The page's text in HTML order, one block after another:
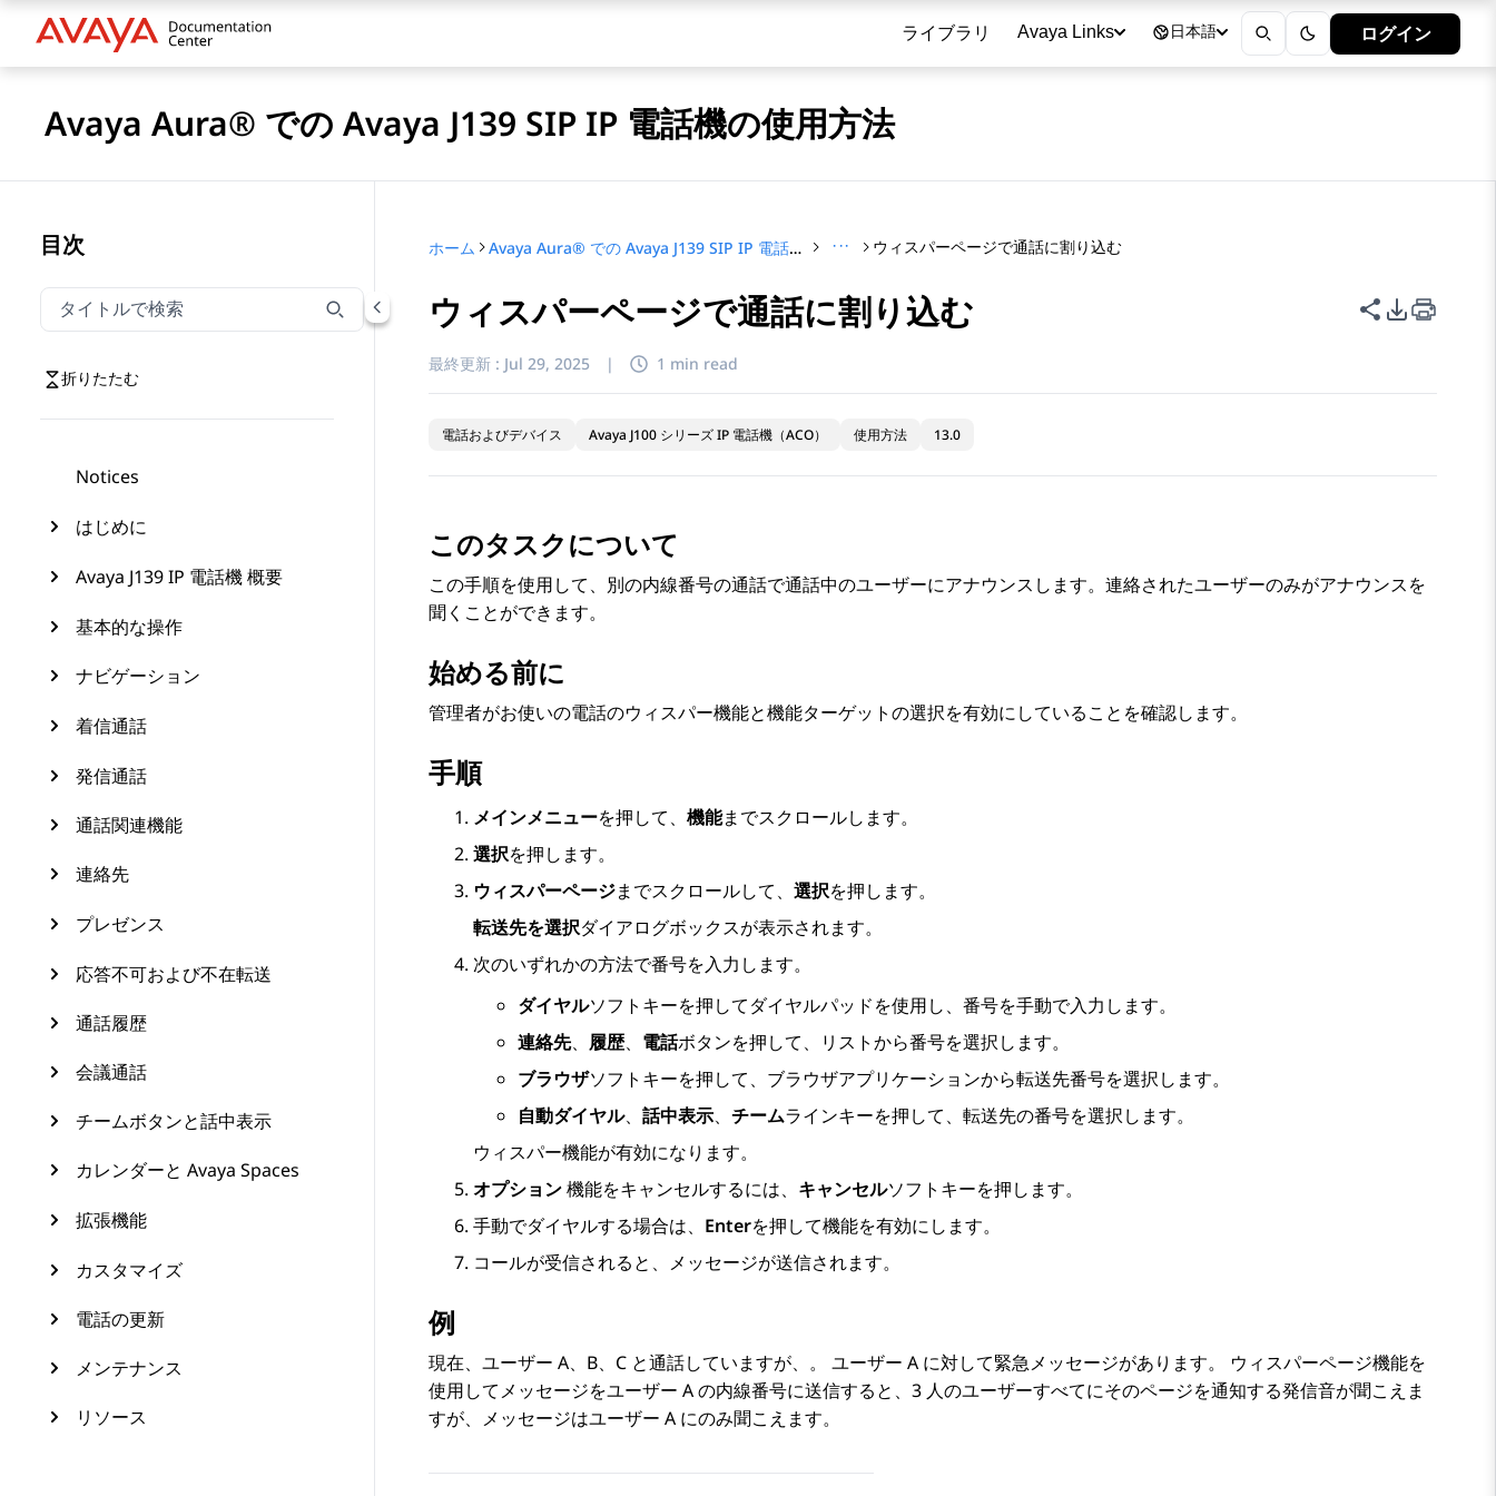
ライブラリ Avaya Links 日本語 ログイン
Avaya Aura® での Avaya J139 SIP IP 電話機の使用方法
目次
タイトルでナビゲーションをフィルター
タイトルでナビゲーション項目を絞り込むには入力してください
折りたたむ
Notices
はじめに
Avaya J139 IP 電話機 概要
基本的な操作
ナビゲーション
着信通話
発信通話
通話関連機能
連絡先
プレゼンス
応答不可および不在転送
通話履歴
会議通話
チームボタンと話中表示
カレンダーと Avaya Spaces
拡張機能
カスタマイズ
電話の更新
メンテナンス
リソース
ホーム Avaya Aura® での Avaya J139 SIP IP 電話機の使用方法 ··· ウィスパーページで通話に割り込む
ウィスパーページで通話に割り込む このページ
PDFエク
最終更新 : Jul 29, 2025 | 1 min read
電話およびデバイス Avaya J100 シリーズ IP 電話機（ACO） 使用方法 13.0
このタスクについて
この手順を使用して、別の内線番号の通話で通話中のユーザーにアナウンスします。連絡されたユーザーのみがアナウンスを
聞くことができます。
始める前に
管理者がお使いの電話のウィスパー機能と機能ターゲットの選択を有効にしていることを確認します。
手順
メインメニューを押して、 機能までスクロールします。
選択を押します。
ウィスパーページまでスクロールして、 選択を押します。
転送先を選択ダイアログボックスが表示されます。
次のいずれかの方法で番号を入力します。
ダイヤルソフトキーを押してダイヤルパッドを使用し、番号を手動で入力します。
連絡先、 履歴、 電話ボタンを押して、リストから番号を選択します。
ブラウザソフトキーを押して、ブラウザアプリケーションから転送先番号を選択します。
自動ダイヤル、 話中表示、 チームラインキーを押して、転送先の番号を選択します。
ウィスパー機能が有効になります。
オプション機能をキャンセルするには、 キャンセルソフトキーを押します。
手動でダイヤルする場合は、 Enterを押して機能を有効にします。
コールが受信されると、メッセージが送信されます。
例
現在、ユーザー A、B、C と通話していますが、。 ユーザー A に対して緊急メッセージがあります。 ウィスパーページ機能を
使用してメッセージをユーザー A の内線番号に送信すると、3 人のユーザーすべてにそのページを通知する発信音が聞こえま
すが、メッセージはユーザー A にのみ聞こえます。